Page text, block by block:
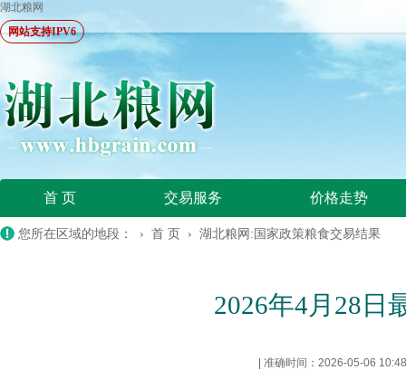
湖北粮网
网站支持IPV6
首 页 交易服务 价格走势
您所在区域的地段： › 首 页 › 湖北粮网:国家政策粮食交易结果
2026年4月28日
准确时间：2026-05-06 10:48